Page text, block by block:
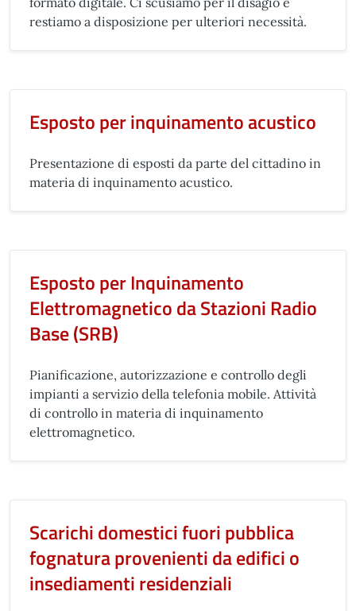
restiamo a disposizione per ulteriori necessità.
Esposto per inquinamento acustico
Presentazione di esposti da parte del cittadino in
materia di inquinamento acustico.
Esposto per Inquinamento
Elettromagnetico da Stazioni Radio
Base (SRB)
Pianificazione, autorizzazione e controllo degli
impianti a servizio della telefonia mobile. Attività
di controllo in materia di inquinamento
elettromagnetico.
Scarichi domestici fuori pubblica
fognatura provenienti da edifici o
insediamenti residenziali